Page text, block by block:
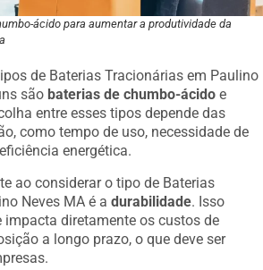
ácido para aumentar a produtividade da
de Baterias Tracionárias em Paulino
são baterias de chumbo-ácido e
entre esses tipos depende das
como tempo de uso, necessidade de
energética.
ao considerar o tipo de Baterias
Neves MA é adurabilidade. Isso
impacta diretamente os custos de
a longo prazo, o que deve ser